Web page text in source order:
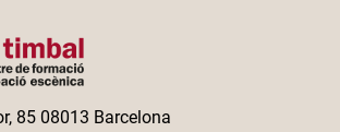
85 08013 Barcelona